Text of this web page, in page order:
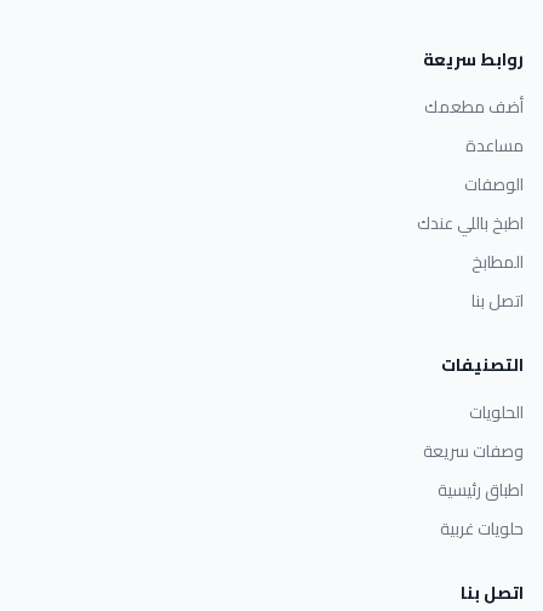
روابط سريعة
أضف مطعمك
مساعدة
الوصفات
اطبخ باللي عندك
المطابخ
اتصل بنا
التصنيفات
الحلويات
وصفات سريعة
اطباق رئيسية
حلويات غربية
اتصل بنا